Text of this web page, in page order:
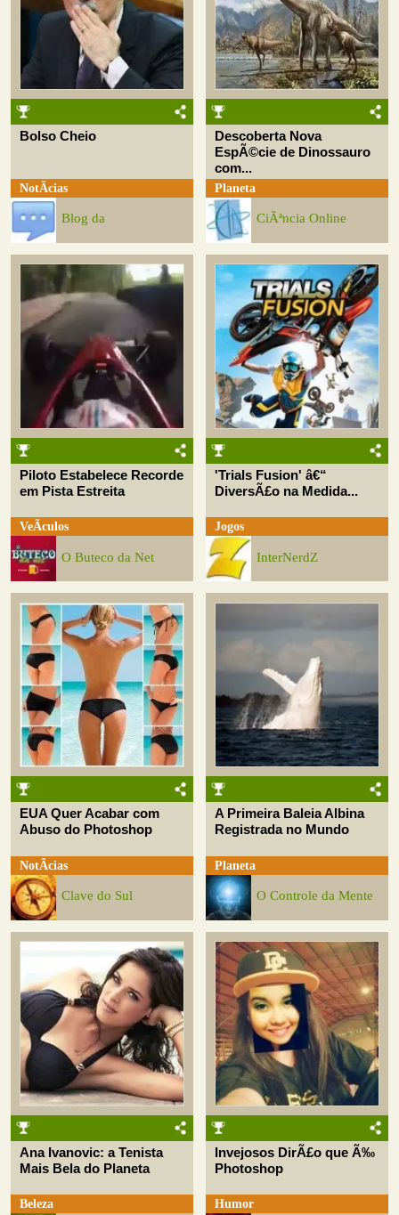
Bolso Cheio
NotÃ­cias
Blog da
Descoberta Nova
EspÃ©cie de Dinossauro
com...
Planeta
CiÃªncia Online
Piloto Estabelece Recorde
em Pista Estreita
VeÃ­culos
O Buteco da Net
'Trials Fusion' â€“
DiversÃ£o na Medida...
Jogos
InterNerdZ
EUA Quer Acabar com
Abuso do Photoshop
NotÃ­cias
Clave do Sul
A Primeira Baleia Albina
Registrada no Mundo
Planeta
O Controle da Mente
Ana Ivanovic: a Tenista
Mais Bela do Planeta
Beleza
Invejosos DirÃ£o que Ã‰
Photoshop
Humor